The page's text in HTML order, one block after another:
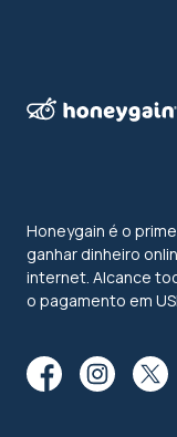
Honeygain é o
ganhar dinheiro
internet. Alcance
o pagamento em